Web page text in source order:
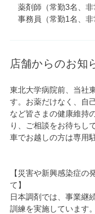
薬剤師（常勤3名、非
事務員（常勤1名、非
店舗からのお知
東北大学病院前、当社
す。お薬だけなく、自
など皆さまの健康維持
り、ご相談をお待ちし
車でお越しの方は専用
【災害や新興感染症の
て】
日本調剤では、事業継
訓練を実施しています